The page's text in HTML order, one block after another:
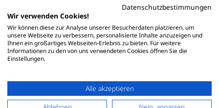
Datenschutzbestimmungen
Wir verwenden Cookies!
Wir können diese zur Analyse unserer Besucherdaten platzieren, um
unsere Webseite zu verbessern, personalisierte Inhalte anzuzeigen und
Ihnen ein großartiges Webseiten-Erlebnis zu bieten. Für weitere
Informationen zu den von uns verwendeten Cookies öffnen Sie die
Einstellungen.
Alle akzeptieren